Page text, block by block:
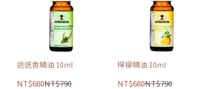
迷迭香精油 10ml
NT$680NT$790
檸檬精油 10ml
NT$680NT$790